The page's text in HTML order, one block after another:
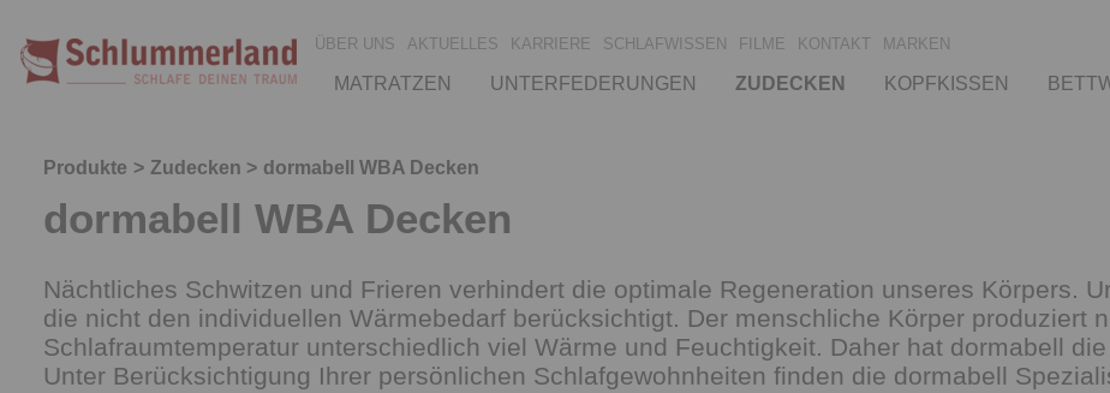
ÜBER UNS AKTUELLES KARRIERE SCHLAFWISSEN FILME KONTAKT MARKEN
MATRATZEN UNTERFEDERUNGEN ZUDECKEN KOPFKISSEN
Produkte Zudecken dormabell WBA Decken
dormabell WBA Decken
Nächtliches Schwitzen und Frieren verhindert die optimale Regeneration unseres Körpers.
die nicht den individuellen Wärmebedarf berücksichtigt. Der menschliche Körper produziert
Schlafraumtemperatur unterschiedlich viel Wärme und Feuchtigkeit. Daher hat dormabell
Unter Berücksichtigung Ihrer persönlichen Schlafgewohnheiten finden die dormabell